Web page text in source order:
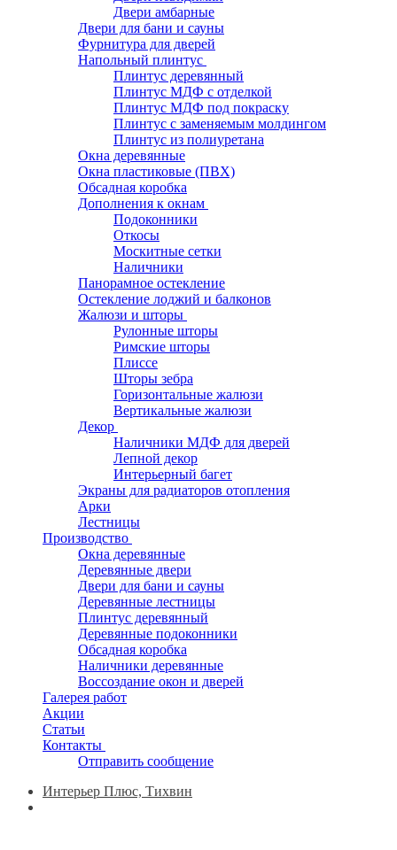
Двери амбарные
Двери для бани и сауны
Фурнитура для дверей
Напольный плинтус
Плинтус деревянный
Плинтус МДФ с отделкой
Плинтус МДФ под покраску
Плинтус с заменяемым молдингом
Плинтус из полиуретана
Окна деревянные
Окна пластиковые (ПВХ)
Обсадная коробка
Дополнения к окнам
Подоконники
Откосы
Москитные сетки
Наличники
Панорамное остекление
Остекление лоджий и балконов
Жалюзи и шторы
Рулонные шторы
Римские шторы
Плиссе
Шторы зебра
Горизонтальные жалюзи
Вертикальные жалюзи
Декор
Наличники МДФ для дверей
Лепной декор
Интерьерный багет
Экраны для радиаторов отопления
Арки
Лестницы
Производство
Окна деревянные
Деревянные двери
Двери для бани и сауны
Деревянные лестницы
Плинтус деревянный
Деревянные подоконники
Обсадная коробка
Наличники деревянные
Воссоздание окон и дверей
Галерея работ
Акции
Статьи
Контакты
Отправить сообщение
Интерьер Плюс, Тихвин